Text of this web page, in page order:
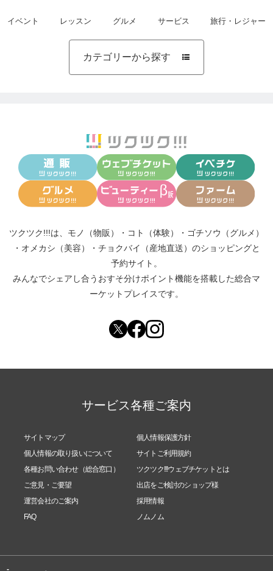
イベント レッスン グルメ サービス 旅行・レジャー
カテゴリーから探す 
ツクツク!!!は、 モノ（物販） ・ コト（体験） ・ ゴチソウ（グルメ）
・ オメカシ（美容） ・ チョクバイ（産地直送） のショッピングと
予約サイト。
みんなでシェアし合う おすそ分けポイント機能を搭載した総合マ
ーケットプレイスです。
サービス各種ご案内
サイトマップ
個人情報保護方針
個人情報の取り扱いについて
サイトご利用規約
各種お問い合わせ（総合窓口）
ツクツク!!!ウェブチケットとは
ご意見・ご要望
出店をご検討のショップ様
運営会社のご案内
採用情報
FAQ
ノムノム
-